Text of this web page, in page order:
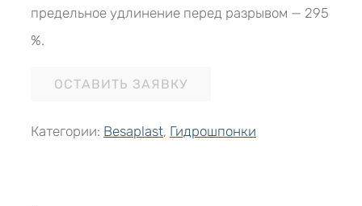
предельное удлинение перед разрывом — 295
%.
ОСТАВИТЬ ЗАЯВКУ
Категории: Besaplast, Гидрошпонки